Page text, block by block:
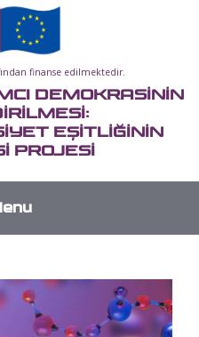
finanse edilmektedir.
DEMOKRASİNİN
EŞİTLİĞİNİN
PROJESİ